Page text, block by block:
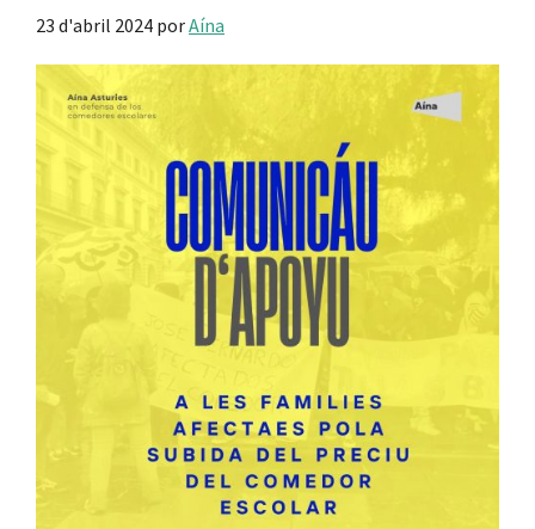
23 d'abril 2024 porAína